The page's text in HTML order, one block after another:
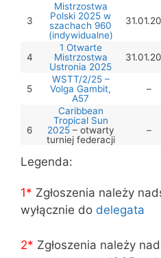
3
Mistrzostwa
Polski 2025 w
szachach 960
(indywidualne)
4
1 Otwarte
Mistrzostwa
Ustronia 2025
5
WSTT/2/25 –
Volga Gambit,
A57
–
6
Caribbean
Tropical Sun
2025– otwarty
turniej federacji
–
WSTT/3/25 –
WSTT/4/25 –
Philidor Defence,
C41
9
Triple Block Open
– otwarty turniej
–
Legenda:
1* Zgłoszenia należy
wyłącznie do delegata
2* Zgłoszenia należy